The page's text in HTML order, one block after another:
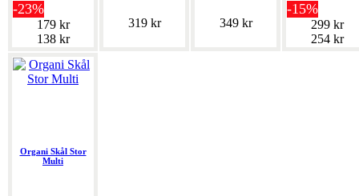
-23%
179 kr
138 kr
319 kr 349 kr
-15%
299 kr
254 kr
Organi Skål Stor
Multi